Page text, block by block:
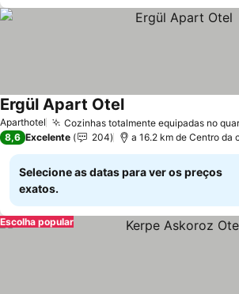
Aparthotel Cozinhas totalmente equipadas no
Ergül Apart OtelVer preços
8,6 Excelente 204 a 16.2 km de Centro da
Selecione as datas para ver os preços
exatos.
Escolha popular